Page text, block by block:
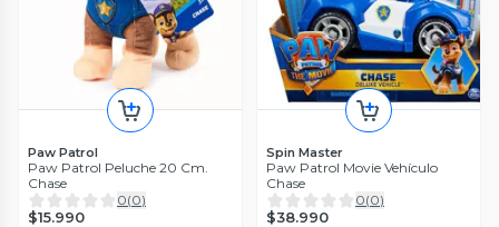
Paw Patrol
Paw Patrol Peluche 20 Cm.
Chase
0(0)
$15.990
Spin Master
Paw Patrol Movie Vehículo
Chase
0(0)
$38.990